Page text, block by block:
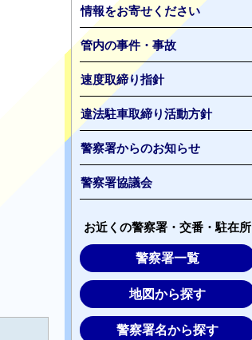
情報をお寄せください
管内の事件・事故
速度取締り指針
違法駐車取締り活動方針
警察署からのお知らせ
警察署協議会
お近くの警察署・交番・駐在所
警察署一覧
地図から探す
警察署名から探す